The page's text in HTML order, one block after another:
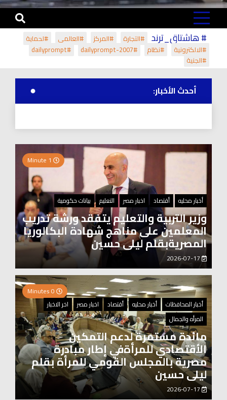
# هاشتاق_ترند #التجارة #المركز #العالمي
#لحماية
#الالكترونية
#نظام #dailyprompt-2007
#dailyprompt
#الجنية
أحدث الأخبار:
أخبار محليه أقتصاد اخبار مصر التعليم بيانات حكومية
وزير التربية والتعليم يتفقد ورشة تدريب
المعلمين على مناهج شهادة البكالوريا
المصريةبقلم ليلى حسين
أخبار المحافظات
أخبار محليه أقتصاد اخبار مصر
اخر الاخبار
المرأه والجمال
مائدة مستمرة لدعم التمكين
الأقتصادي للمرأةفي إطار مبادرة
مصرية بالمجلس القومي للمرأة بقلم
ليلى حسين
2026-07-17